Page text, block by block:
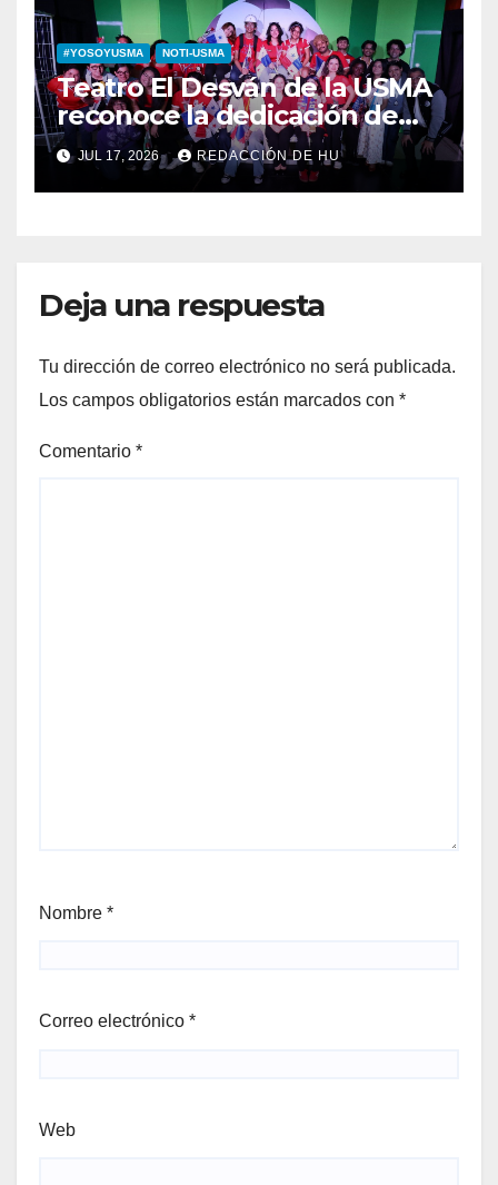
#YOSOYUSMA NOTI-USMA
Teatro El Desván de la USMA
reconoce la dedicación de
sus estudiantes en su 43
aniversario
JUL 17, 2026 REDACCIÓN DE HU
Deja una respuesta
Tu dirección de correo electrónico no será publicada.
Los campos obligatorios están marcados con *
Comentario *
Nombre *
Correo electrónico *
Web